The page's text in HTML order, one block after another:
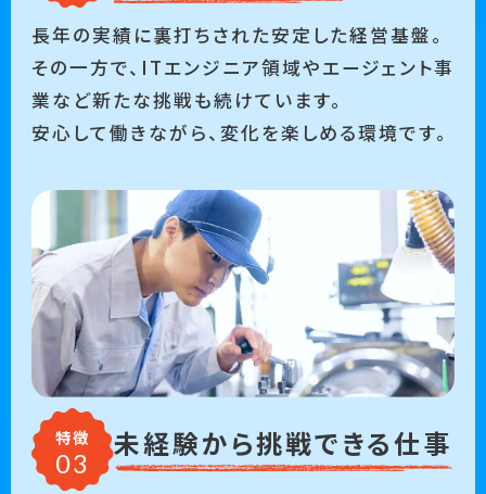
長年の実績に裏打ちされた安定した経営基盤。
その一方で、ITエンジニア領域やエージェント事
業など新たな挑戦も続けています。
安心して働きながら、変化を楽しめる環境です。
特徴 未経験から挑戦できる仕事